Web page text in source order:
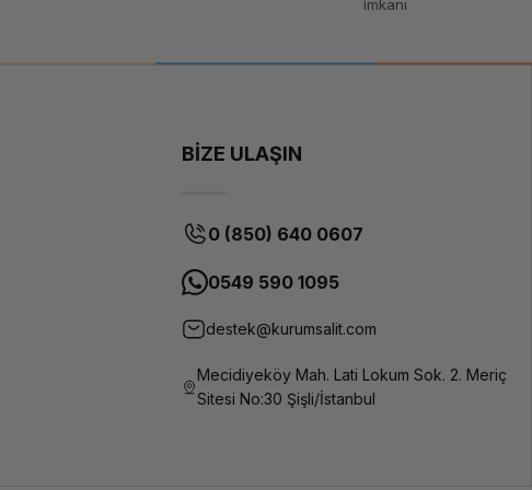
imkanı
BİZE ULAŞIN
0 (850) 640 0607
0549 590 1095
destek@kurumsalit.com
Mecidiyeköy Mah. Lati Lokum Sok. 2. Meriç
Sitesi No:30 Şişli/İstanbul